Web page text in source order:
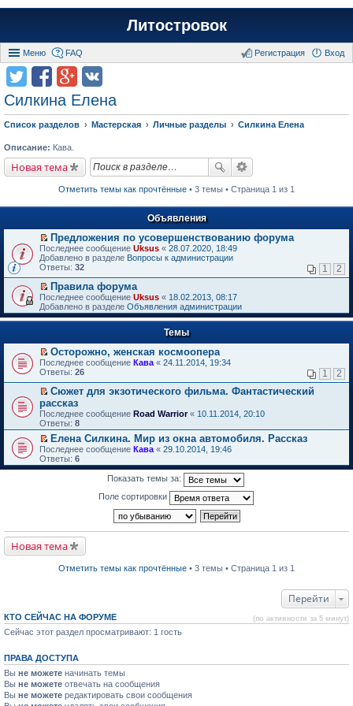
Литостровок
Меню FAQ Вход
Регистрация
Силкина Елена
Список разделов Мастерская Личные разделы Силкина Елена
Описание: Кава.
Новая тема
Отметить темы как прочтённые • 3 темы • Страница 1 из 1
Объявления
П
е
р
й
т
и
к
п
в
о
м
у
н
е
п
р
о
ч
и
т
а
н
о
о
б
щ
Предложения по усовершенствованию форума
Последнее сообщение Uksus « 28.07.2020, 18:49
Добавлено в разделе Вопросы к администрации
Ответы: 32 1 2
П
е
р
е
т
и
к
п
р
о
м
у
н
е
п
р
н
о
м
е
н
и
Правила форума
Последнее сообщение Uksus « 18.02.2013, 08:17
Добавлено в разделе Объявления администрации
Темы
П
е
е
й
т
и
к
п
е
р
в
р
о
ч
и
м
у
с
о
б
щ
е
и
Осторожно, женская космоопера
Последнее сообщение Кава « 24.11.2014, 19:34
Ответы: 26 1 2
П
е
р
е
й
т
и
к
у
е
а
н
н
м
у
с
о
о
Сюжет для экзотического фильма. Фантастический
рассказ
Последнее сообщение Road Warrior« 10.11.2014, 20:10
Ответы: 8
П
е
р
е
в
р
о
ч
т
а
н
н
о
Елена Силкина. Мир из окна автомобиля. Рассказ
Последнее сообщение Кава « 29.10.2014, 19:46
Ответы: 6
Показать темы за:
Поле сортировки
Новая тема
Отметить темы как прочтённые • 3 темы • Страница 1 из 1
Перейти
КТО СЕЙЧАС НА ФОРУМЕ (по активности за 5 минут)
Сейчас этот раздел просматривают: 1 гость
ПРАВА ДОСТУПА
Вы не можете начинать темы
Вы не можете отвечать на сообщения
Вы не можете редактировать свои сообщения